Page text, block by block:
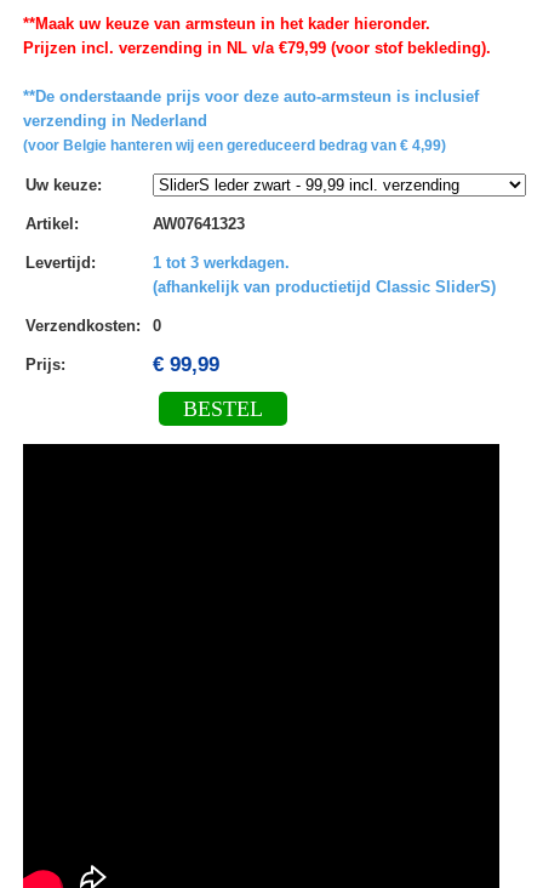
**Maak uw keuze van armsteun in het kader hieronder.
Prijzen incl. verzending in NL v/a €79,99 (voor stof bekleding).
**De onderstaande prijs voor deze auto-armsteun is inclusief
verzending in Nederland
(voor Belgie hanteren wij een gereduceerd bedrag van € 4,99)
Uw keuze:
Artikel : AW07641323
Levertijd :
1 tot 3 werkdagen.
(afhankelijk van productietijd Classic SliderS)
Verzendkosten: 0
Prijs: € 99,99
BESTEL